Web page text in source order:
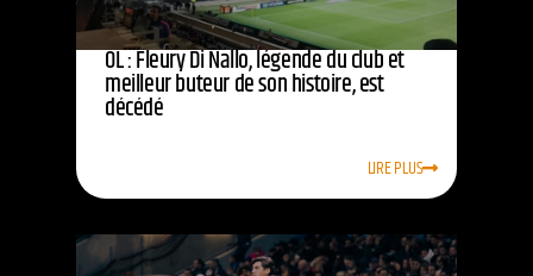
OL : Fleury Di Nallo, légende du club et
meilleur buteur de son histoire, est
décédé
LIRE PLUS